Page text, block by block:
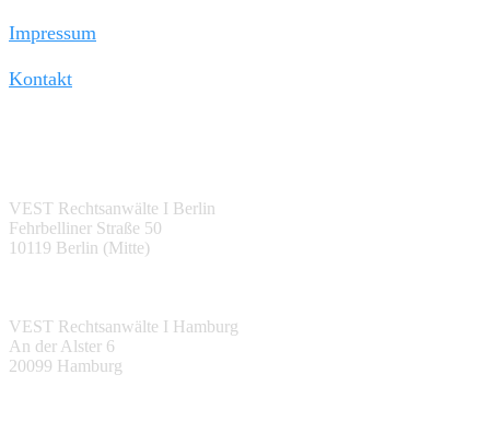
Impressum
Kontakt
VEST Rechtsanwälte I Berlin
Fehrbelliner Straße 50
10119 Berlin (Mitte)
VEST Rechtsanwälte I Hamburg
An der Alster 6
20099 Hamburg